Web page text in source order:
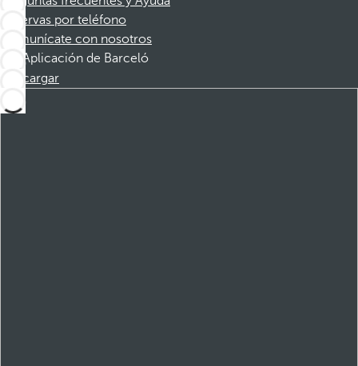
Reservas por teléfono
Comunícate con nosotros
Aplicación de Barceló
Descargar